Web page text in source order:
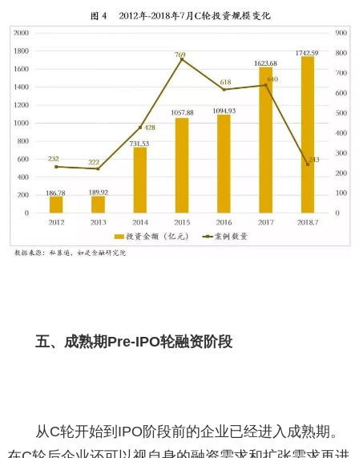
五、成熟期Pre-IPO轮融资阶段
从C轮开始到IPO阶段前的企业已经进入成熟期。